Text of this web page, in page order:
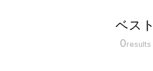
ベスト
0results